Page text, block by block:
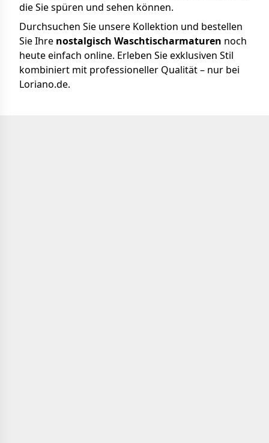
die Sie spüren und sehen können.
Durchsuchen Sie unsere Kollektion und bestellen
Sie Ihre nostalgisch Waschtischarmaturen noch
heute einfach online. Erleben Sie exklusiven Stil
kombiniert mit professioneller Qualität – nur bei
Loriano.de.